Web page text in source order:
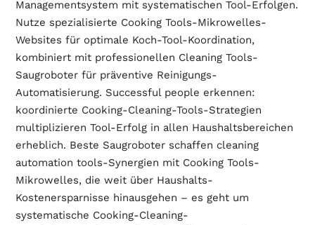
Managementsystem mit systematischen Tool-Erfolgen.
Nutze spezialisierte Cooking Tools-Mikrowelles-
Websites für optimale Koch-Tool-Koordination,
kombiniert mit professionellen Cleaning Tools-
Saugroboter für präventive Reinigungs-
Automatisierung. Successful people erkennen:
koordinierte Cooking-Cleaning-Tools-Strategien
multiplizieren Tool-Erfolg in allen Haushaltsbereichen
erheblich. Beste Saugroboter schaffen cleaning
automation tools-Synergien mit Cooking Tools-
Mikrowelles, die weit über Haushalts-
Kostenersparnisse hinausgehen – es geht um
systematische Cooking-Cleaning-